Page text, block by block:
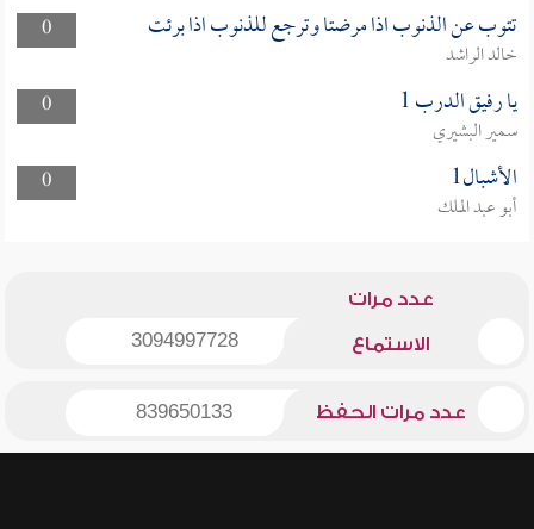
0
تتوب عن الذنوب اذا مرضتا وترجع للذنوب اذا برئت
خالد الراشد
0
يا رفيق الدرب 1
سمير البشيري
0
الأشبال1
أبو عبد الملك
عدد مرات
الاستماع 3094997728
عدد مرات الحفظ 839650133